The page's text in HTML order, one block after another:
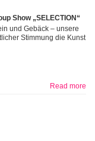
Show „SELECTION“
und Gebäck – unsere
Stimmung die Kunst
Read more